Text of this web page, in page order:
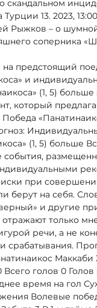
скандальном
Турции 13. 2023,
Рыжков – о
соперника
на предстоящий
и
(1, 5) больше
который
Победа
(1, 5) больше
события,
при
берут на себя.
и другие
отражают только
речи, а не
срабатывания.
Всего голов 0
время на гол
Волевые